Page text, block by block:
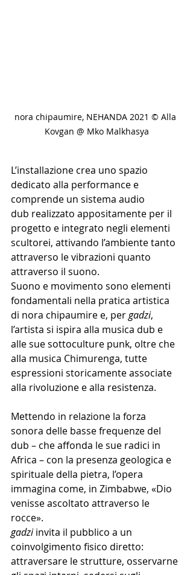
nora chipaumire, NEHANDA 2021 © Alla
Kovgan @ Mko Malkhasya
L’installazione crea uno spazio
dedicato alla performance e
comprende un sistema audio
dub realizzato appositamente per il
progetto e integrato negli elementi
scultorei, attivando l’ambiente tanto
attraverso le vibrazioni quanto
attraverso il suono.
Suono e movimento sono elementi
fondamentali nella pratica artistica
di nora chipaumire e, per gadzi,
l’artista si ispira alla musica dub e
alle sue sottoculture punk, oltre che
alla musica Chimurenga, tutte
espressioni storicamente associate
alla rivoluzione e alla resistenza.
Mettendo in relazione la forza
sonora delle basse frequenze del
dub – che affonda le sue radici in
Africa – con la presenza geologica e
spirituale della pietra, l’opera
immagina come, in Zimbabwe, «Dio
venisse ascoltato attraverso le
rocce».
gadzi invita il pubblico a un
coinvolgimento fisico diretto:
attraversare le strutture, osservarne